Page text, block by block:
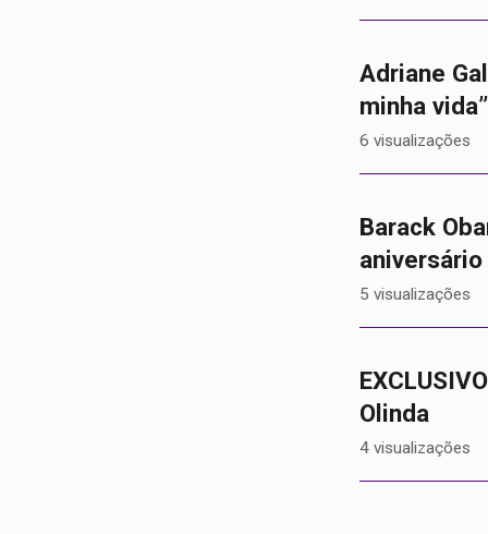
Adriane
minha vida”
6 visualizações
Barack
aniversário
5 visualizações
Olinda
4 visualizações